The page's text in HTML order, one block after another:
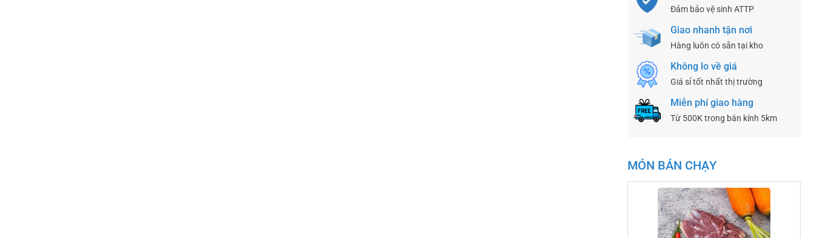
Đảm bảo vệ sinh ATTP
Giao nhanh tận nơi
Hàng luôn có sẵn tại kho
Không lo về giá
Giá sỉ tốt nhất thị trường
Miễn phí giao hàng
Từ 500K trong bán kính 5km
MÓN BÁN CHẠY